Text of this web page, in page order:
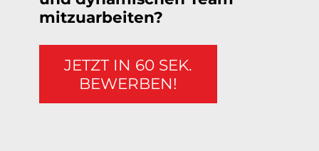
mitzuarbeiten?
JETZT IN 60 SEK.
BEWERBEN!